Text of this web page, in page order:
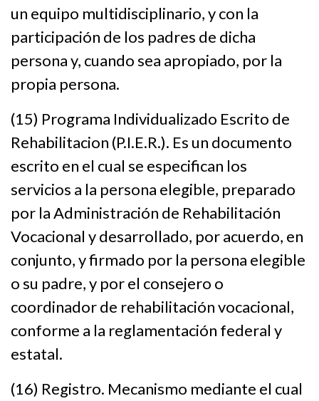
un equipo multidisciplinario, y con la
participación de los padres de dicha
persona y, cuando sea apropiado, por la
propia persona.
(15) Programa Individualizado Escrito de
Rehabilitacion (P.I.E.R.). Es un documento
escrito en el cual se especifican los
servicios a la persona elegible, preparado
por la Administración de Rehabilitación
Vocacional y desarrollado, por acuerdo, en
conjunto, y firmado por la persona elegible
o su padre, y por el consejero o
coordinador de rehabilitación vocacional,
conforme a la reglamentación federal y
estatal.
(16) Registro. Mecanismo mediante el cual